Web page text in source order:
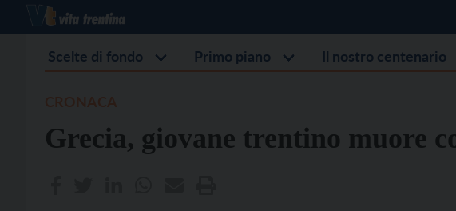
Scelte di fondo Primo piano Il nostro centenario
Grecia, giovane trentino muore